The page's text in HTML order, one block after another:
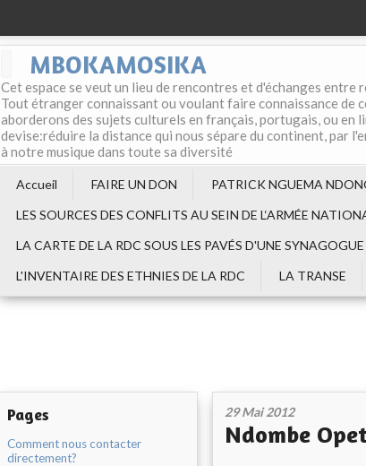
MBOKAMOSIKA
Cet espace se veut un lieu de rencontres et d'échanges
Tout étranger connaissant ou voulant faire connaissance de
aborderons des sujets culturels en français, portugais, ou en
devise:réduire la distance qui nous sépare du continent, par
à notre musique dans toute sa diversité
Accueil FAIRE UN DON
PATRICK NGUEMA
LES SOURCES DES CONFLITS AU SEIN DE L‘ARMÉE
LA CARTE DE LA RDC SOUS LES PAVÉS D'UNE SYNAGOGUE
L'INVENTAIRE DES ETHNIES DE LA RDC
LA TRANSE
Pages
Comment nous contacter
directement?
29 Mai 2012
Ndombe